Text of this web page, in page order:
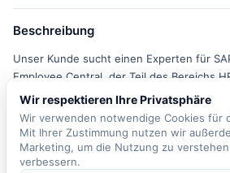
Beschreibung
Unser Kunde sucht einen Experten für
Employee Central, der Teil des Bereichs
dieser Rolle treiben Sie die digitale
Portfoliomanagement voran und
der größten Handelsunternehmen in
eines Teams, das die HCM
Einführung von SuccessFactors
Wir respektieren Ihre Privatsphäre
Wir verwenden notwendige Cookies für
Mit Ihrer Zustimmung nutzen wir
Marketing, um die Nutzung zu
verbessern.